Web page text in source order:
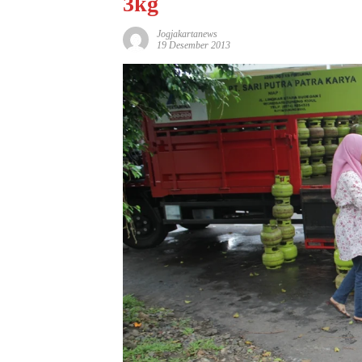
Jogjakartanews
19 Desember 2013